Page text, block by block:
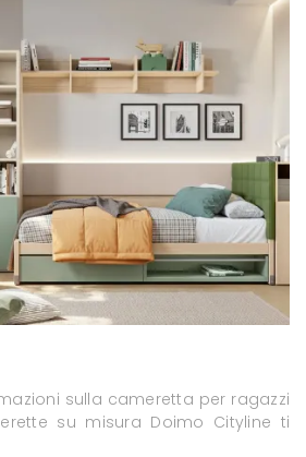
sulla cameretta per ragazzi
su misura Doimo Cityline ti